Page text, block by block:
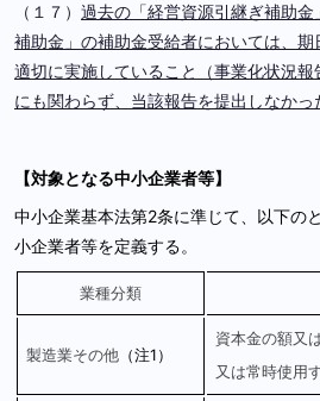
（１７） 過去の「経営資源引継ぎ補助
補助金」の補助金受給者においては、
適切に実施していること（事業化状況
にも関わらず、当該報告を提出しなかっ
【対象となる中小企業者等】
中小企業基本法第2条に準じて、以下の
小企業者等を定義する。
業種分類
製造業その他 （注1 ）
資本金の額又
又は常時使用